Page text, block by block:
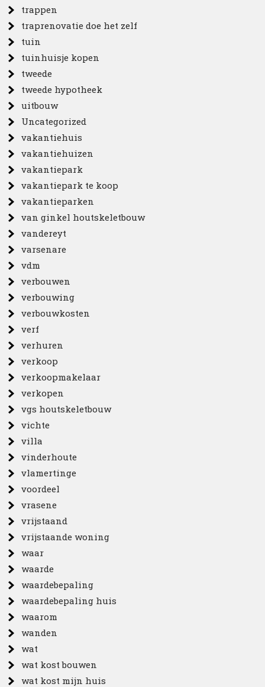
trappen
traprenovatie doe het zelf
tuin
tuinhuisje kopen
tweede
tweede hypotheek
uitbouw
Uncategorized
vakantiehuis
vakantiehuizen
vakantiepark
vakantiepark te koop
vakantieparken
van ginkel houtskeletbouw
vandereyt
varsenare
vdm
verbouwen
verbouwing
verbouwkosten
verf
verhuren
verkoop
verkoopmakelaar
verkopen
vgs houtskeletbouw
vichte
villa
vinderhoute
vlamertinge
voordeel
vrasene
vrijstaand
vrijstaande woning
waar
waarde
waardebepaling
waardebepaling huis
waarom
wanden
wat
wat kost bouwen
wat kost mijn huis